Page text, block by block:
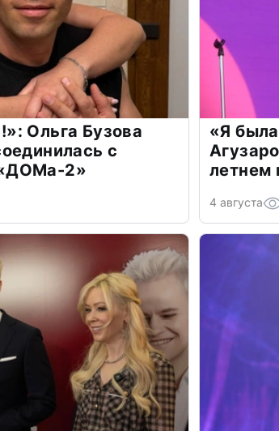
Ольга Бузова
с
2»
«Я
летнем
4 августа